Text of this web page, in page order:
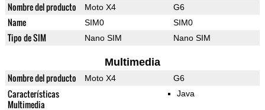
Nombre del producto Moto X4 G6
Name SIM0 SIM0
Tipo de SIM Nano SIM Nano SIM
Multimedia
Nombre del producto Moto X4 G6
Características
Multimedia
Java